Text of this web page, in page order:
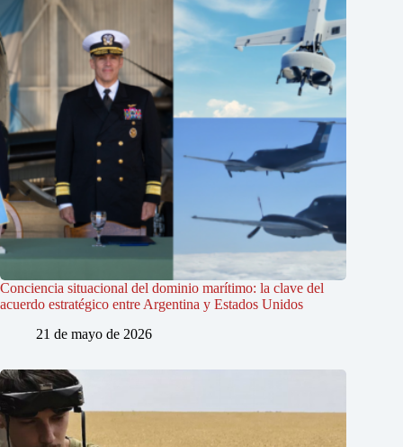
Conciencia situacional del dominio marítimo: la clave del
acuerdo estratégico entre Argentina y Estados Unidos
21 de mayo de 2026